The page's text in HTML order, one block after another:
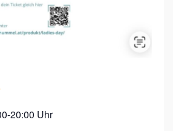
20:00 Uhr